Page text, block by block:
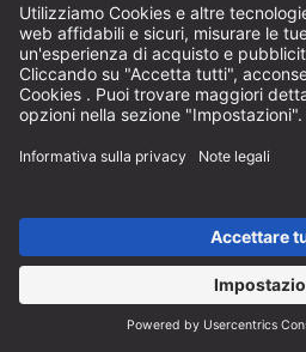
Orari telefonici dal lunedì al venerdì
08:30 - 12:30 & 14:00 - 16:30
82211 Herrsching